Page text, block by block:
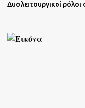
Δυσλειτουργικοί